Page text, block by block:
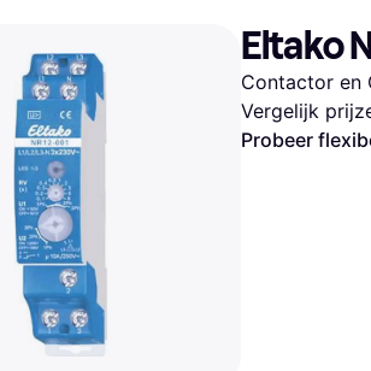
Bol
H&M
Eltako
Contactor en
Vergelijk
Probeer